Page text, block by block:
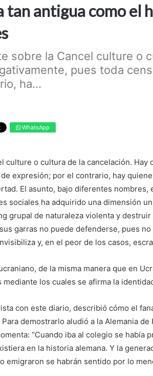
tan antigua como el
sobre la Cancel culture o
pues toda
ha...
WhatsApp
culture o cultura de la cancelación. Hay
expresión; por el contrario, hay
El asunto, bajo diferentes nombres,
sociales ha adquirido una dimensión
grupal de naturaleza violenta y destruir
garras no puede defenderse, pues no
y, en el peor de los casos,
de la misma manera que en
los cuales se afirma la
con este diario, describió cómo el
demostrarlo aludió a la Alemania de
“Cuando iba al colegio se había
en la historia alemana. Y la
emigraron se habrán sentido por lo